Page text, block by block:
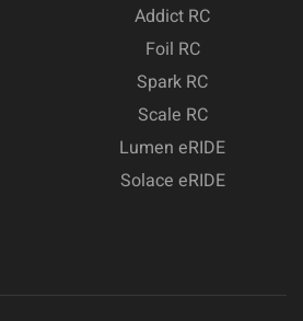
Addict RC
Foil RC
Spark RC
Scale RC
Lumen eRIDE
Solace eRIDE